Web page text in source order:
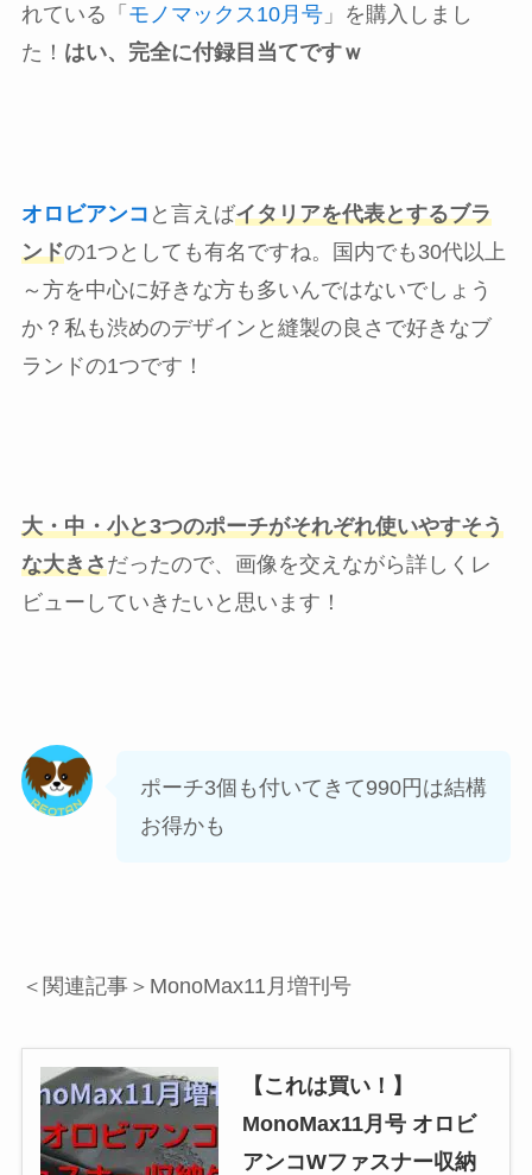
れている「 モノマックス10月号」を購入しまし
た！ はい、完全に付録目当てですｗ
オロビアンコ と言えばイタリアを代表とするブラ
ンドの1つとしても有名ですね。国内でも30代以上
～方を中心に好きな方も多いんではないでしょう
か？私も渋めのデザインと縫製の良さで好きなブ
ランドの1つです！
大・中・小と3つのポーチがそれぞれ使いやすそう
な大きさだったので、画像を交えながら詳しくレ
ビューしていきたいと思います！
ポーチ3個も付いてきて990円は結構
お得かも
＜関連記事＞MonoMax11月増刊号
【これは買い！】
MonoMax11月号 オロビ
アンコWファスナー収納